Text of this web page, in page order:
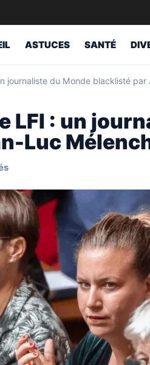
ASTUCES SANTÉ
journaliste du Monde blacklisté
LFI : un
Luc